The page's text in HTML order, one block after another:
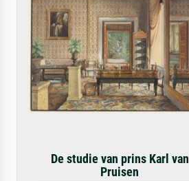
De studie van prins Karl van
Pruisen